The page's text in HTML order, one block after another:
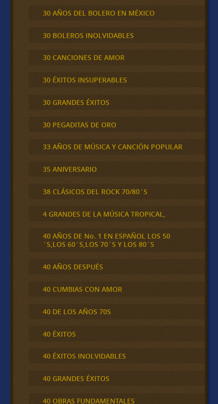
30 AÑOS DEL BOLERO EN MÉXICO
30 BOLEROS INOLVIDABLES
30 CANCIONES DE AMOR
30 ÉXITOS INSUPERABLES
30 GRANDES ÉXITOS
30 PEGADITAS DE ORO
33 AÑOS DE MÚSICA Y CANCIÓN POPULAR
35 ANIVERSARIO
38 CLÁSICOS DEL ROCK 70/80´S
4 GRANDES DE LA MÚSICA TROPICAL,
40 AÑOS DE No. 1 EN ESPAÑOL LOS 50
´S,LOS 60´S,LOS 70´S Y LOS 80´S
40 AÑOS DESPUÉS
40 CUMBIAS CON AMOR
40 DE LOS AÑOS 70S
40 ÉXITOS
40 ÉXITOS INOLVIDABLES
40 GRANDES ÉXITOS
40 OBRAS FUNDAMENTALES